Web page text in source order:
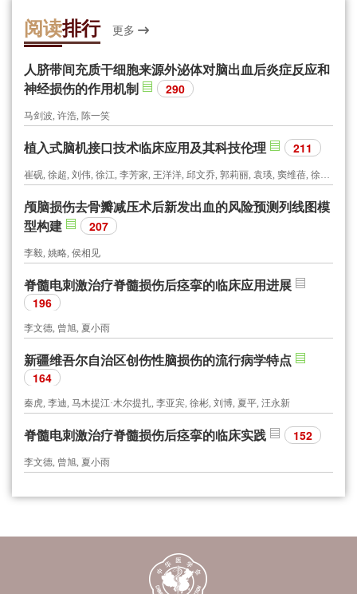
阅读排行 更多
人脐带间充质干细胞来源外泌体对脑出血后炎症反应和
神经损伤的作用机制
290
马剑波, 许浩, 陈一笑
植入式脑机接口技术临床应用及其科技伦理 211
崔砚, 徐超, 刘伟, 徐江, 李芳家, 王洋洋, 邱文乔, 郭莉丽, 袁瑛, 窦维蓓, 徐如祥
颅脑损伤去骨瓣减压术后新发出血的风险预测列线图模
型构建
207
李毅, 姚略, 侯相见
脊髓电刺激治疗脊髓损伤后痉挛的临床应用进展
196
李文德, 曾旭, 夏小雨
新疆维吾尔自治区创伤性脑损伤的流行病学特点
164
秦虎, 李迪, 马木提江·木尔提扎, 李亚宾, 徐彬, 刘博, 夏平, 汪永新
脊髓电刺激治疗脊髓损伤后痉挛的临床实践 152
李文德, 曾旭, 夏小雨